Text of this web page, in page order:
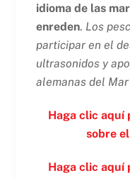
idioma de las
enreden. Los
participar en el
ultrasonidos y
alemanas del
Haga clic aquí
sobre
Haga clic aquí